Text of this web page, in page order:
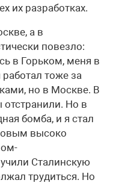
их разработках.
а в
повезло:
в Горьком, меня в
тоже за
но в Москве. В
отстранили. Но в
бомба, и я стал
высоко
Сталинскую
трудиться. Но